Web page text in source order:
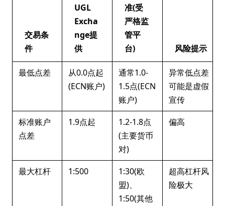
交易条
件
UGL
Excha
nge提
供
准(受
严格监
管平
台)
风险提示
最低点差
从0.0点起
(ECN账户)
通常1.0-
1.5点(ECN
账户)
异常低点差
可能是虚假
宣传
标准账户
点差
1.9点起
1.2-1.8点
(主要货币
对)
偏高
最大杠杆 1:500
1:30(欧
盟)、
1:50(其他
超高杠杆风
险极大